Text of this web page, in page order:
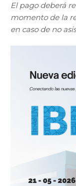
El pago deberá
momento de la
en caso de no